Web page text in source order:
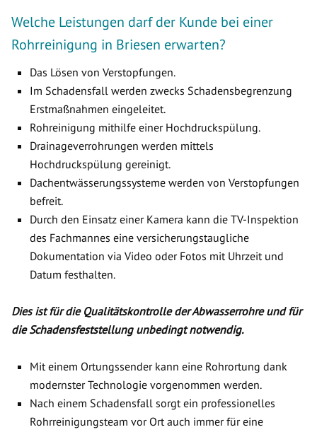
Welche Leistungen darf der Kunde bei einer
Rohrreinigung in Briesen erwarten?
Das Lösen von Verstopfungen.
Im Schadensfall werden zwecks Schadensbegrenzung
Erstmaßnahmen eingeleitet.
Rohreinigung mithilfe einer Hochdruckspülung.
Drainageverrohrungen werden mittels
Hochdruckspülung gereinigt.
Dachentwässerungssysteme werden von Verstopfungen
befreit.
Durch den Einsatz einer Kamera kann die TV-Inspektion
des Fachmannes eine versicherungstaugliche
Dokumentation via Video oder Fotos mit Uhrzeit und
Datum festhalten.
Dies ist für die Qualitätskontrolle der Abwasserrohre und für
die Schadensfeststellung unbedingt notwendig.
Mit einem Ortungssender kann eine Rohrortung dank
modernster Technologie vorgenommen werden.
Nach einem Schadensfall sorgt ein professionelles
Rohrreinigungsteam vor Ort auch immer für eine